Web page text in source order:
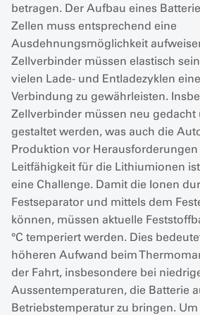
betragen. Der Aufbau eines
Zellen muss entsprechend eine
Ausdehnungsmöglichkeit
Zellverbinder müssen elastisch
vielen Lade- und Entladezyklen
Verbindung zu gewährleisten.
Zellverbinder müssen neu gedacht
gestaltet werden, was auch die
Produktion vor Herausforderungen
Leitfähigkeit für die Lithiumionen
eine Challenge. Damit die Ionen
Festseparator und mittels dem
können, müssen aktuelle
°C temperiert werden. Dies
höheren Aufwand beim
der Fahrt, insbesondere bei
Aussentemperaturen, die Batterie
Betriebstemperatur zu bringen.